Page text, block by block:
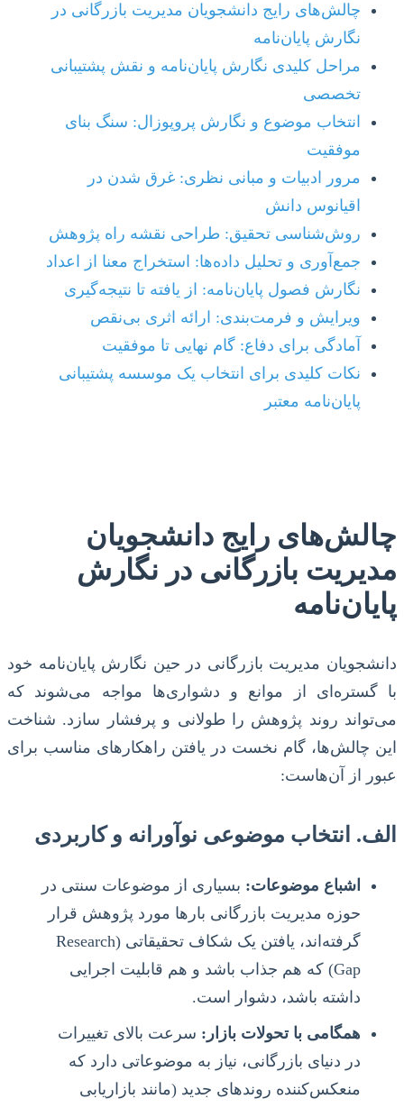
چالش‌های رایج دانشجویان مدیریت بازرگانی در
نگارش پایان‌نامه
مراحل کلیدی نگارش پایان‌نامه و نقش پشتیبانی
تخصصی
انتخاب موضوع و نگارش پروپوزال: سنگ بنای
موفقیت
مرور ادبیات و مبانی نظری: غرق شدن در
اقیانوس دانش
روش‌شناسی تحقیق: طراحی نقشه راه پژوهش
جمع‌آوری و تحلیل داده‌ها: استخراج معنا از اعداد
نگارش فصول پایان‌نامه: از یافته تا نتیجه‌گیری
ویرایش و فرمت‌بندی: ارائه اثری بی‌نقص
آمادگی برای دفاع: گام نهایی تا موفقیت
نکات کلیدی برای انتخاب یک موسسه پشتیبانی
پایان‌نامه معتبر
چالش‌های رایج دانشجویان
مدیریت بازرگانی در نگارش
پایان‌نامه
دانشجویان مدیریت بازرگانی در حین نگارش پایان‌نامه خود
با گستره‌ای از موانع و دشواری‌ها مواجه می‌شوند که
می‌تواند روند پژوهش را طولانی و پرفشار سازد. شناخت
این چالش‌ها، گام نخست در یافتن راهکارهای مناسب برای
عبور از آن‌هاست:
الف. انتخاب موضوعی نوآورانه و کاربردی
اشباع موضوعات: بسیاری از موضوعات سنتی در
حوزه مدیریت بازرگانی بارها مورد پژوهش قرار
گرفته‌اند، یافتن یک شکاف تحقیقاتی (Research
Gap) که هم جذاب باشد و هم قابلیت اجرایی
داشته باشد، دشوار است.
همگامی با تحولات بازار: سرعت بالای تغییرات
در دنیای بازرگانی، نیاز به موضوعاتی دارد که
منعکس‌کننده روندهای جدید (مانند بازاریابی